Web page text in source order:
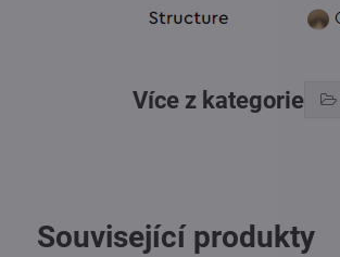
Více z kategorie
Související produkty